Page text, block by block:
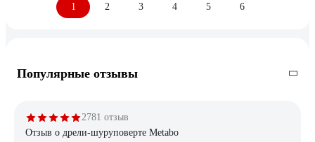
1 2 3 4 5 6
Популярные отзывы
2781 отзыв
Отзыв о дрели-шуруповерте Metabo